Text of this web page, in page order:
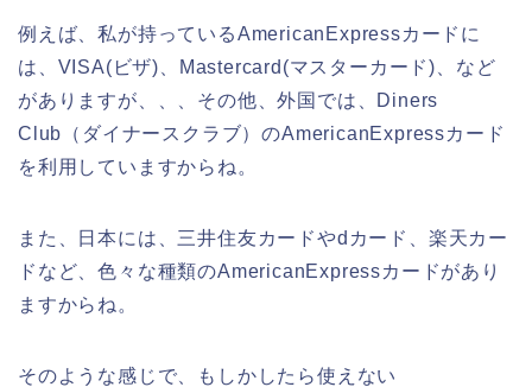
例えば、私が持っているAmericanExpressカードに
は、VISA(ビザ)、Mastercard(マスターカード)、など
がありますが、、、その他、外国では、Diners
Club（ダイナースクラブ）のAmericanExpressカード
を利用していますからね。
また、日本には、三井住友カードやdカード、楽天カー
ドなど、色々な種類のAmericanExpressカードがあり
ますからね。
そのような感じで、もしかしたら使えない